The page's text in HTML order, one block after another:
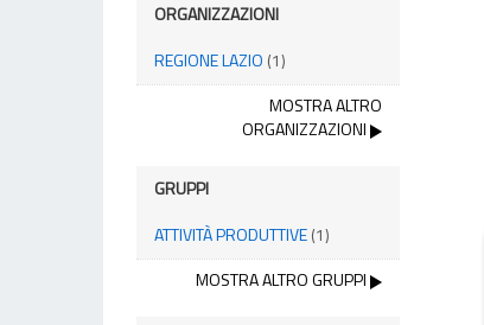
ORGANIZZAZIONI
REGIONE LAZIO (1)
MOSTRA ALTRO
ORGANIZZAZIONI
GRUPPI
ATTIVITÀ PRODUTTIVE(1)
MOSTRA ALTRO GRUPPI